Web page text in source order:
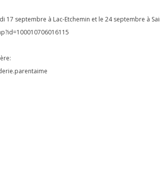
17 septembre à Lac-Etchemin et le 24 septembre à